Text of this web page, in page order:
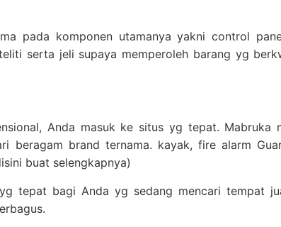
pada komponen utamanya yakni control
serta jeli supaya memperoleh barang yg
Anda masuk ke situs yg tepat. Mabruka
beragam brand ternama. kayak, fire alarm
buat selengkapnya)
tepat bagi Anda yg sedang mencari tempat